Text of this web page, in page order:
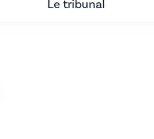
Le tribunal